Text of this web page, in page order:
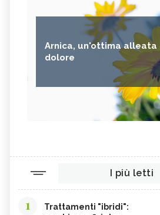
Arnica, un'ottima alleata
dolore
I più letti
1
Trattamenti "ibridi":